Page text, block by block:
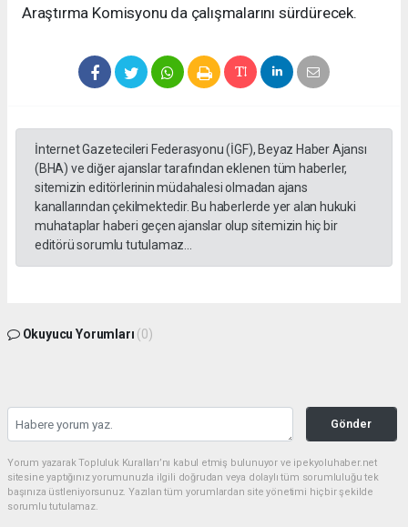
Araştırma Komisyonu da çalışmalarını sürdürecek.
İnternet Gazetecileri Federasyonu (İGF), Beyaz Haber Ajansı
(BHA) ve diğer ajanslar tarafından eklenen tüm haberler,
sitemizin editörlerinin müdahalesi olmadan ajans
kanallarından çekilmektedir. Bu haberlerde yer alan hukuki
muhataplar haberi geçen ajanslar olup sitemizin hiç bir
editörü sorumlu tutulamaz...
Okuyucu Yorumları (0)
Gönder
Yorum yazarak Topluluk Kuralları’nı kabul etmiş bulunuyor ve ipekyoluhaber.net
sitesine yaptığınız yorumunuzla ilgili doğrudan veya dolaylı tüm sorumluluğu tek
başınıza üstleniyorsunuz. Yazılan tüm yorumlardan site yönetimi hiçbir şekilde
sorumlu tutulamaz.